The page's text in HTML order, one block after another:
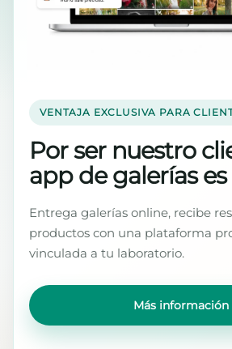
VENTAJA EXCLUSIVA PARA
Por ser nuestro
app de galerías
Entrega galerías online, recibe
productos con una plataforma
vinculada a tu laboratorio.
Más información